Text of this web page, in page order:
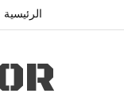
الرئيسية